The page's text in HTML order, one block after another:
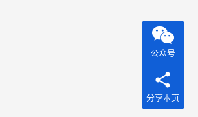
公众号
分享本页